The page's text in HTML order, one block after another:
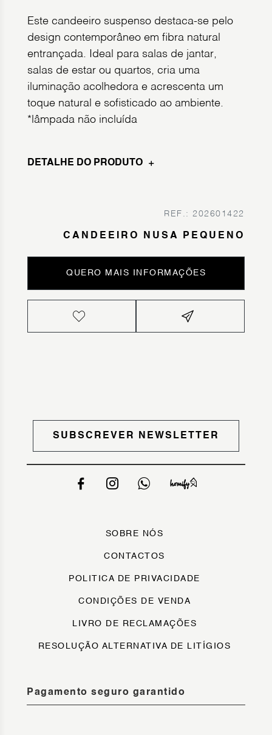
Este candeeiro suspenso destaca-se pelo
design contemporâneo em fibra natural
entrançada. Ideal para salas de jantar,
salas de estar ou quartos, cria uma
iluminação acolhedora e acrescenta um
toque natural e sofisticado ao ambiente.
*lâmpada não incluída
DETALHE DO PRODUTO
REF.: 202601422
CANDEEIRO NUSA PEQUENO
QUERO MAIS INFORMAÇÕES
SUBSCREVER NEWSLETTER
SOBRE NÓS
CONTACTOS
POLITICA DE PRIVACIDADE
CONDIÇÕES DE VENDA
LIVRO DE RECLAMAÇÕES
RESOLUÇÃO ALTERNATIVA DE LITÍGIOS
Pagamento seguro garantido